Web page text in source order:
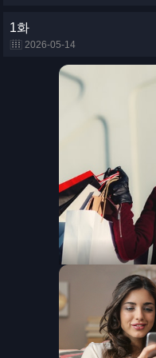
1화
2026-05-14